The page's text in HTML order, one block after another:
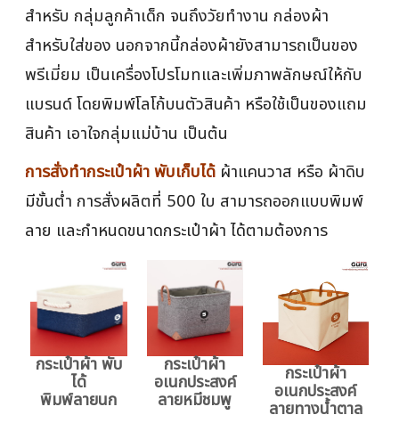
สำหรับ กลุ่มลูกค้าเด็ก จนถึงวัยทำงาน กล่องผ้า
สำหรับใส่ของ นอกจากนี้กล่องผ้ายังสามารถเป็นของ
พรีเมี่ยม เป็นเครื่องโปรโมทและเพิ่มภาพลักษณ์ให้กับ
แบรนด์ โดยพิมพ์โลโก้บนตัวสินค้า หรือใช้เป็นของแถม
สินค้า เอาใจกลุ่มแม่บ้าน เป็นต้น
การสั่งทำกระเป๋าผ้า พับเก็บได้ ผ้าแคนวาส หรือ ผ้าดิบ
มีขั้นต่ำ การสั่งผลิตที่ 500 ใบ สามารถออกแบบพิมพ์
ลาย และกำหนดขนาดกระเป๋าผ้า ได้ตามต้องการ
กระเป๋าผ้า พับ
ได้
พิมพ์ลายนก
กระเป๋าผ้า
อเนกประสงค์
ลายหมีชมพู
กระเป๋าผ้า
อเนกประสงค์
ลายทางน้ำตาล